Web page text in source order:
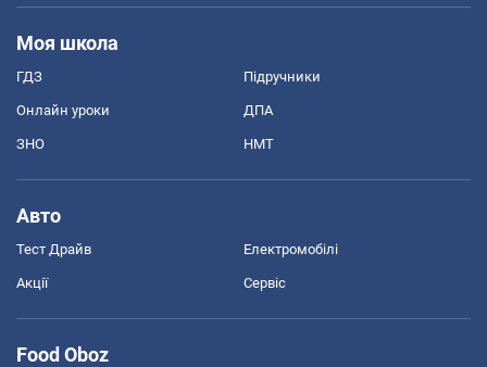
Моя школа
ГДЗ Підручники
Онлайн уроки ДПА
ЗНО НМТ
Авто
Тест Драйв Електромобілі
Акції Сервіс
Food Oboz